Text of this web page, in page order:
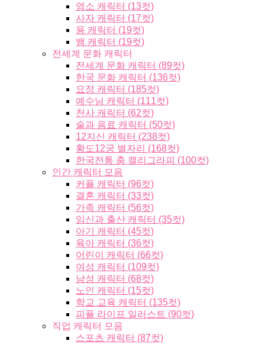
염소 캐릭터 (13컷)
사자 캐릭터 (17컷)
용 캐릭터 (19컷)
뱀 캐릭터 (19컷)
전세계 문화 캐릭터
전세계 문화 캐릭터 (89컷)
한국 문화 캐릭터 (136컷)
요정 캐릭터 (185컷)
예수님 캐릭터 (111컷)
천사 캐릭터 (62컷)
술과 음료 캐릭터 (50컷)
12지신 캐릭터 (238컷)
황도12궁 별자리 (168컷)
한국전통 춤 캘리그라피 (100컷)
인간 캐릭터 모음
커플 캐릭터 (96컷)
결혼 캐릭터 (33컷)
가족 캐릭터 (56컷)
임신과 출산 캐릭터 (35컷)
아기 캐릭터 (45컷)
육아 캐릭터 (36컷)
어린이 캐릭터 (66컷)
여성 캐릭터 (109컷)
남성 캐릭터 (68컷)
노인 캐릭터 (15컷)
학교 교육 캐릭터 (135컷)
피플 라이프 일러스트 (90컷)
직업 캐릭터 모음
스포츠 캐릭터 (87컷)